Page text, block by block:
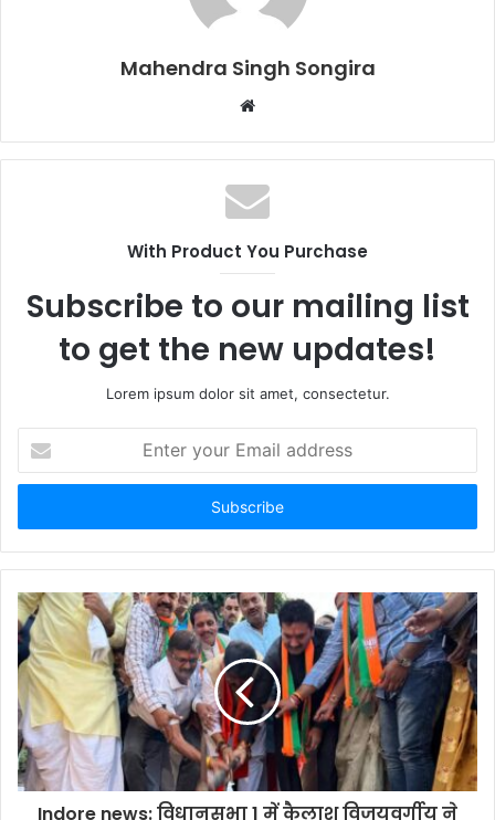
Mahendra Singh Songira
Website
With Product You Purchase
Subscribe to our mailing list
to get the new updates!
Lorem ipsum dolor sit amet, consectetur.
your
Email
Indore news: विधानसभा 1 में कैलाश विजयवर्गीय ने